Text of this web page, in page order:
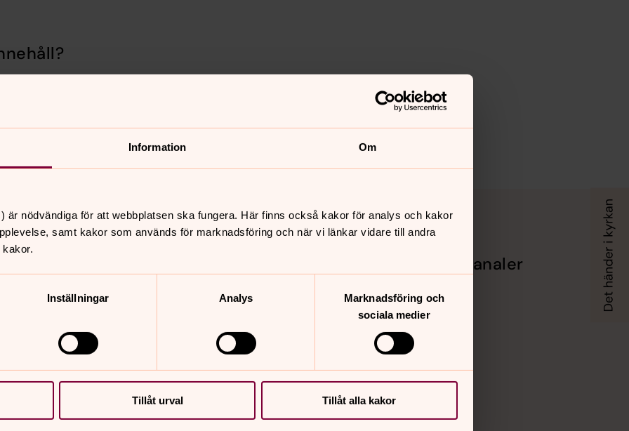
Information Om
är nödvändiga för att webbplatsen ska fungera. Här finns också kakor för analys och kakor
samt kakor som används för marknadsföring och när vi länkar vidare till andra
Inställningar Analys
Marknadsföring och
sociala medier
Tillåt urval Tillåt alla kakor
Kyrkogårds - förvaltningen
Sociala kanaler
Facebook
Instagram
Vimeo